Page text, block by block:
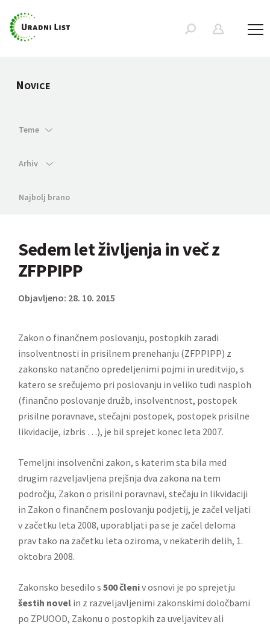
NOVICE
Teme
Arhiv
Najbolj brano
Sedem let življenja in več z
ZFPPIPP
Objavljeno: 28. 10. 2015
Zakon o finančnem poslovanju, postopkih zaradi
insolventnosti in prisilnem prenehanju (ZFPPIPP) z
zakonsko natančno opredeljenimi pojmi in ureditvijo, s
katero se srečujemo pri poslovanju in veliko tudi nasploh
(finančno poslovanje družb, insolventnost, postopek
prisilne poravnave, stečajni postopek, postopek prisilne
likvidacije, izbris …), je bil sprejet konec leta 2007.
Temeljni insolvenčni zakon, s katerim sta bila med
drugim razveljavljena prejšnja dva zakona na tem
področju, Zakon o prisilni poravnavi, stečaju in likvidaciji
in Zakon o finančnem poslovanju podjetij, je začel veljati
v začetku leta 2008, uporabljati pa se je začel deloma
prav tako na začetku leta oziroma, v nekaterih delih, 1.
oktobra 2008.
Zakonsko besedilo s 500 členiv osnovi je po sprejetju
šestih novel in z razveljavljenimi zakonskimi določbami
po ZPUOOD, Zakonu o postopkih za uveljavitev ali